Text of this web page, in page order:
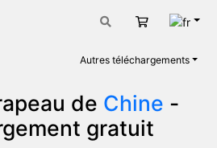
Panier
Autres téléchargements
de Chine -
gratuit